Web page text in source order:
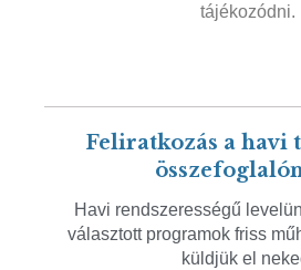
tájékozódni.
Feliratkozás a havi
Havi rendszerességű
választott programok friss
küldjük el